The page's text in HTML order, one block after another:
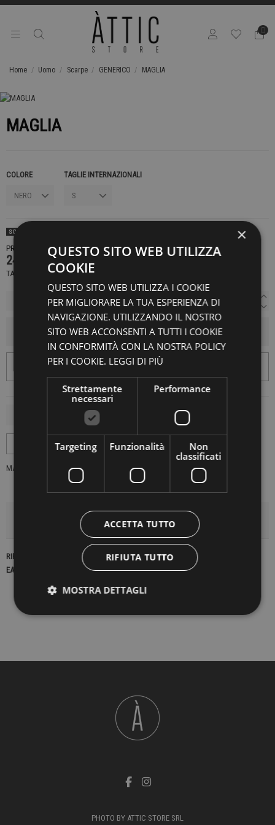
0
Home Uomo Scarpe GENERICO MAGLIA
MAGLIA
COLORE TAGLIE INTERNAZIONALI
SOLD OUT
PRODOTTO NON DISPONIBILE CONTATTACI PER SAPERE DI PIÙ
249,00 €
TASSE INCLUSE
AGGIUNGI AL CARRELLO
MARCA: ATOMOFACTORY
DETTAGLI DEL PRODOTTO
RIFERIMENTO
EAN13
PHOTO BY ATTIC STORE SRL
×
QUESTO SITO WEB UTILIZZA
COOKIE
QUESTO SITO WEB UTILIZZA I COOKIE
PER MIGLIORARE LA TUA ESPERIENZA DI
NAVIGAZIONE. UTILIZZANDO IL NOSTRO
SITO WEB ACCONSENTI A TUTTI I COOKIE
IN CONFORMITÀ CON LA NOSTRA POLICY
PER I COOKIE. LEGGI DI PIÙ
Strettamente
necessari
Performance
Targeting Funzionalità
Non
classificati
ACCETTA TUTTO
RIFIUTA TUTTO
MOSTRA DETTAGLI